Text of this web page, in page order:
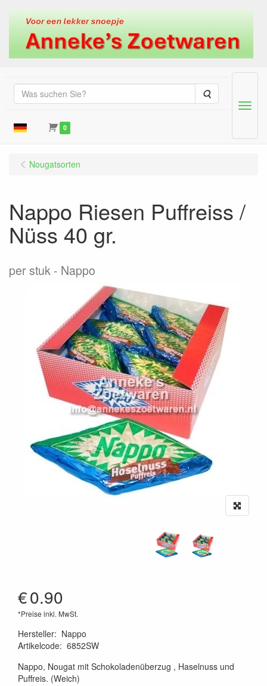
Suche
0
Menu
Nougatsorten
Nappo Riesen Puffreiss /
Nüss 40 gr.
per stuk Nappo
€0.90
*Preise inkl. MwSt.
Hersteller: Nappo
Artikelcode: 6852SW
Nappo, Nougat mit Schokoladenüberzug , Haselnuss und
Puffreis. (Weich)